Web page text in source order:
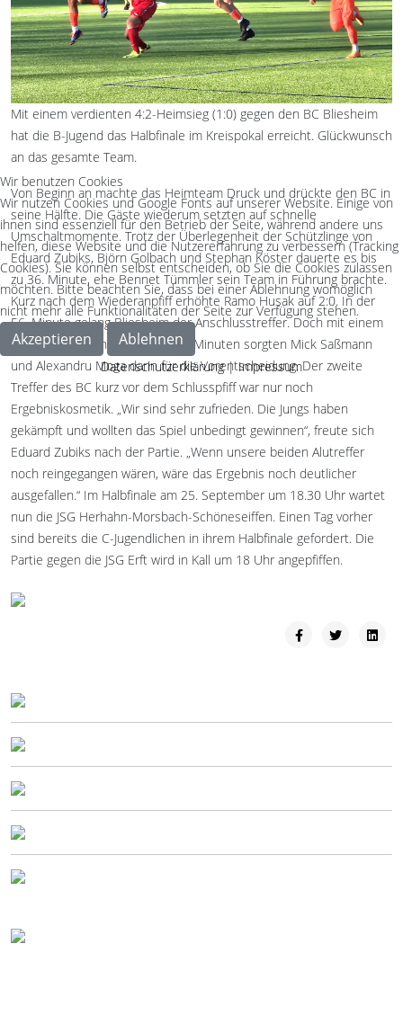
Mit einem verdienten 4:2-Heimsieg (1:0) gegen den BC Bliesheim
hat die B-Jugend das Halbfinale im Kreispokal erreicht. Glückwunsch
an das gesamte Team.
Von Beginn an machte das Heimteam Druck und drückte den BC in
seine Hälfte. Die Gäste wiederum setzten auf schnelle
Umschaltmomente. Trotz der Überlegenheit der Schützlinge von
Eduard Zubiks, Björn Golbach und Stephan Köster dauerte es bis
zu 36. Minute, ehe Bennet Tümmler sein Team in Führung brachte.
Kurz nach dem Wiederanpfiff erhöhte Ramo Husak auf 2:0. In der
56. Minute gelang Bliesheim der Anschlusstreffer. Doch mit einem
Doppelschlag innerhalb weniger Minuten sorgten Mick Saßmann
und Alexandru Moga dann für die Vorentscheidung. Der zweite
Treffer des BC kurz vor dem Schlusspfiff war nur noch
Ergebniskosmetik. „Wir sind sehr zufrieden. Die Jungs haben
gekämpft und wollten das Spiel unbedingt gewinnen“, freute sich
Eduard Zubiks nach der Partie. „Wenn unsere beiden Alutreffer
noch reingegangen wären, wäre das Ergebnis noch deutlicher
ausgefallen.“ Im Halbfinale am 25. September um 18.30 Uhr wartet
nun die JSG Herhahn-Morsbach-Schöneseiffen. Einen Tag vorher
sind bereits die C-Jugendlichen in ihrem Halbfinale gefordert. Die
Partie gegen die JSG Erft wird in Kall um 18 Uhr angepfiffen.
Wir benutzen Cookies
Wir nutzen Cookies und Google Fonts auf unserer Website. Einige von
ihnen sind essenziell für den Betrieb der Seite, während andere uns
helfen, diese Website und die Nutzererfahrung zu verbessern (Tracking
Cookies). Sie können selbst entscheiden, ob Sie die Cookies zulassen
möchten. Bitte beachten Sie, dass bei einer Ablehnung womöglich
nicht mehr alle Funktionalitäten der Seite zur Verfügung stehen.
Akzeptieren Ablehnen
Datenschutzerklärung|Impressum